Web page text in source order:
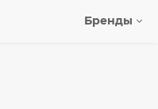
Бренды